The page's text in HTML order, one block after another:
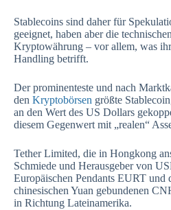
Stablecoins sind daher für
geeignet, haben aber die
Kryptowährung – vor allem, was
Handling betrifft.
Der prominenteste und nach
den Kryptobörsen größte
an den Wert des US Dollars
diesem Gegenwert mit „realen“
Tether Limited, die in Hongkong
Schmiede und Herausgeber von
Europäischen Pendants EURT und
chinesischen Yuan gebundenen
in Richtung Lateinamerika.